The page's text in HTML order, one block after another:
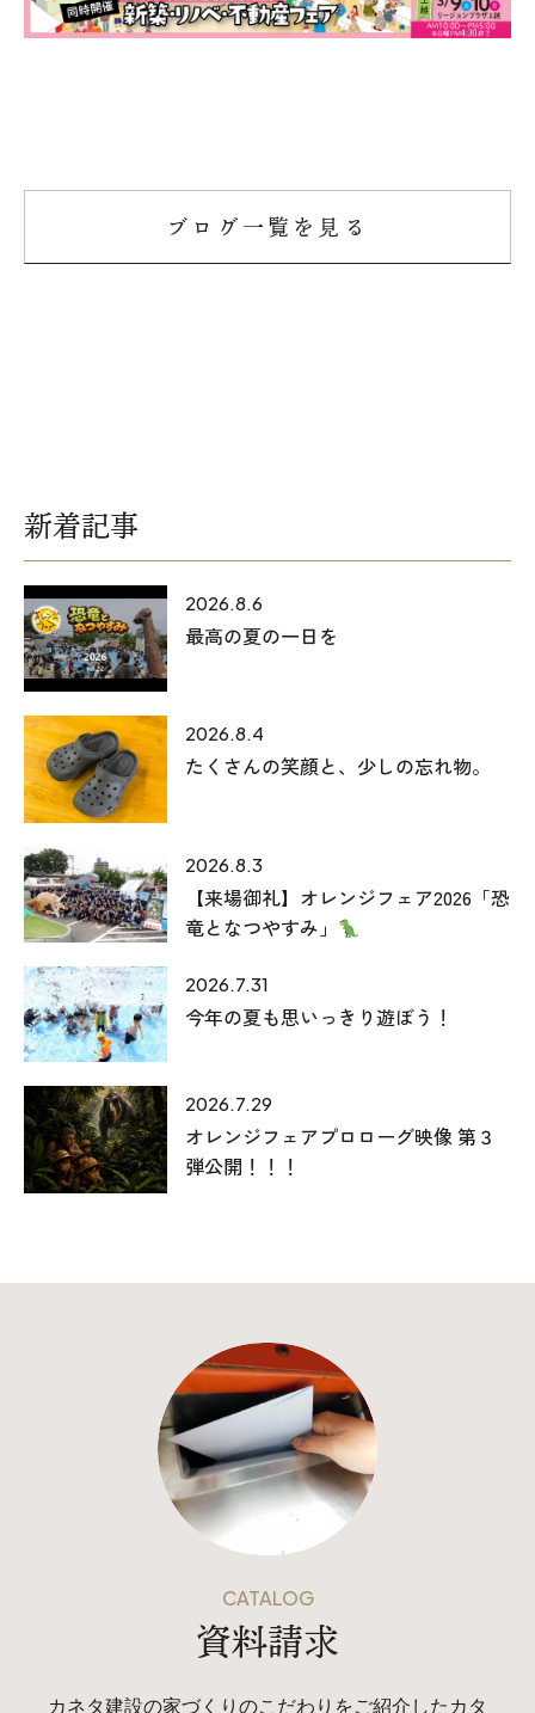
ブログ一覧を見る
新着記事
2026.8.6
最高の夏の一日を
2026.8.4
たくさんの笑顔と、少しの忘れ物。
2026.8.3
【来場御礼】オレンジフェア2026「恐
竜となつやすみ」
2026.7.31
今年の夏も思いっきり遊ぼう！
2026.7.29
オレンジフェアプロローグ映像 第３
弾公開！！！
CATALOG
資料請求
カネタ建設の家づくりのこだわりをご紹介したカタ